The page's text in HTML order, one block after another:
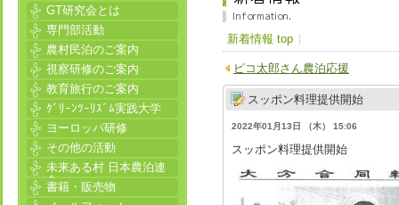
新着情報 top
ピコ太郎さん農泊応援
スッポン料理提供開始
2022年01月13日 （木） 15:06
スッポン料理提供開始
GT研究会とは
専門部活動
農村民泊のご案内
視察研修のご案内
教育旅行のご案内
ｸﾞﾘｰﾝﾂｰﾘｽﾞﾑ実践大学
ヨーロッパ研修
その他の活動
未来ある村 日本農泊連
合
書籍・販売物